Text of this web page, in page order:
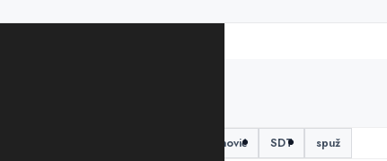
Milo Đukanović SDT spuž